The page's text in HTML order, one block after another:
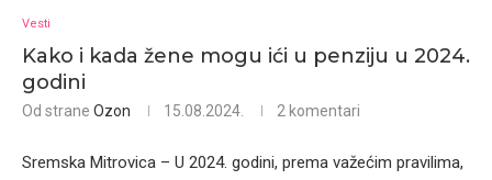
Vesti
Kako i kada žene mogu ići u penziju u 2024.
godini
Od strane Ozon 15.08.2024. 2 komentari
Sremska Mitrovica – U 2024. godini, prema važećim pravilima,